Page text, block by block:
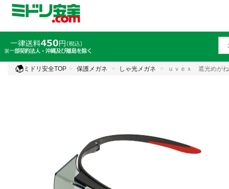
ミドリ安全TOP 保護メガネ しゃ光メガネ ｕｖｅｘ 遮光めが